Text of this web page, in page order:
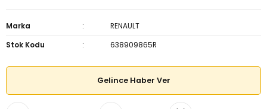
Marka
RENAULT
Stok Kodu
638909865R
Gelince Haber Ver